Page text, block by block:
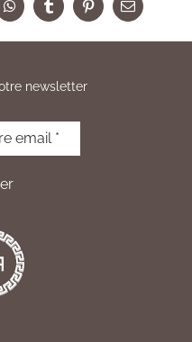
WhatsAppTumblrPinterestEmail
newsletter